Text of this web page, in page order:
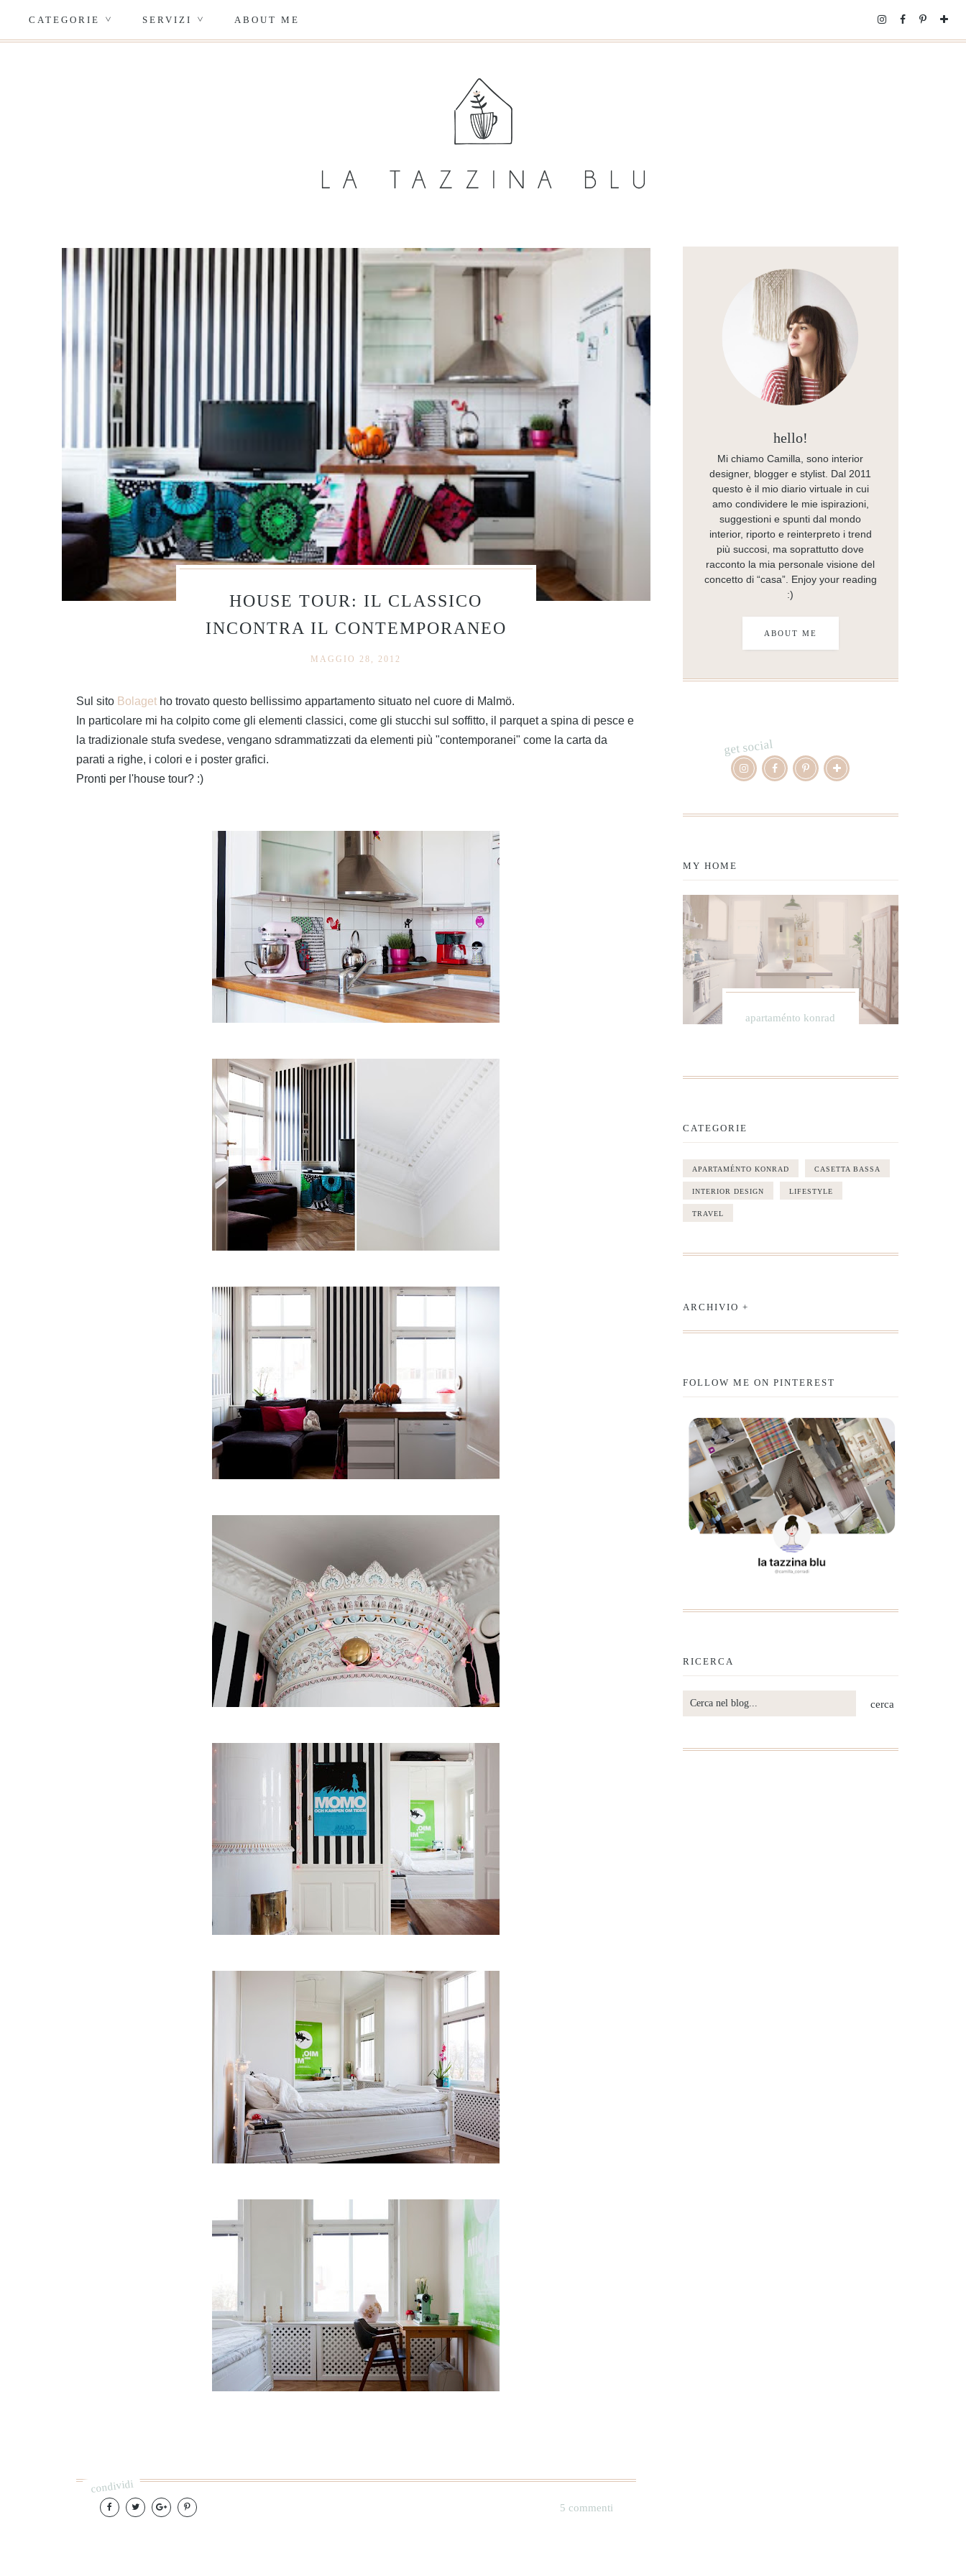
CATEGORIE > SERVIZI > ABOUT ME
HOUSE TOUR: IL CLASSICO
INCONTRA IL CONTEMPORANEO
MAGGIO 28, 2012
Sul sito Bolaget ho trovato questo bellissimo appartamento situato nel cuore di Malmö.
In particolare mi ha colpito come gli elementi classici, come gli stucchi sul soffitto, il parquet a spina di pesce e
la tradizionale stufa svedese, vengano sdrammatizzati da elementi più "contemporanei" come la carta da
parati a righe, i colori e i poster grafici.
Pronti per l'house tour? :)
condividi
5 commenti
hello!
Mi chiamo Camilla, sono interior
designer, blogger e stylist. Dal 2011
questo è il mio diario virtuale in cui
amo condividere le mie ispirazioni,
suggestioni e spunti dal mondo
interior, riporto e reinterpreto i trend
più succosi, ma soprattutto dove
racconto la mia personale visione del
concetto di “casa”. Enjoy your reading
:)
ABOUT ME
get social
MY HOME
apartaménto konrad
CATEGORIE
APARTAMÉNTO KONRAD CASETTA BASSA
INTERIOR DESIGN LIFESTYLE
TRAVEL
ARCHIVIO +
FOLLOW ME ON PINTEREST
RICERCA